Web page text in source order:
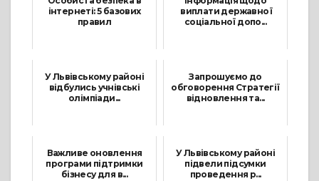
інтернеті: 5 базових
правил
виплати державної
соціальної допо...
У Львівському районі
відбулись учнівські
олімпіади...
Запрошуємо до
обговорення Стратегії
відновлення та...
Важливе оновлення
програми підтримки
бізнесу для в...
У Львівському районі
підвели підсумки
проведення р...